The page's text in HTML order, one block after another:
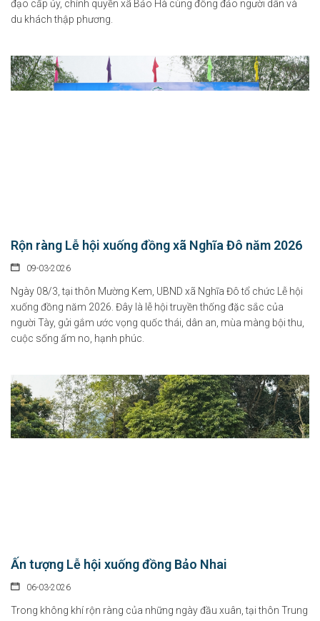
đạo cấp ủy, chính quyền xã Bảo Hà cùng đông đảo người dân và
du khách thập phương.
Rộn ràng Lễ hội xuống đồng xã Nghĩa Đô năm 2026
09-03-2026
Ngày 08/3, tại thôn Mường Kem, UBND xã Nghĩa Đô tổ chức Lễ hội
xuống đồng năm 2026. Đây là lễ hội truyền thống đặc sắc của
người Tày, gửi gắm ước vọng quốc thái, dân an, mùa màng bội thu,
cuộc sống ấm no, hạnh phúc.
Ấn tượng Lễ hội xuống đồng Bảo Nhai
06-03-2026
Trong không khí rộn ràng của những ngày đầu xuân, tại thôn Trung